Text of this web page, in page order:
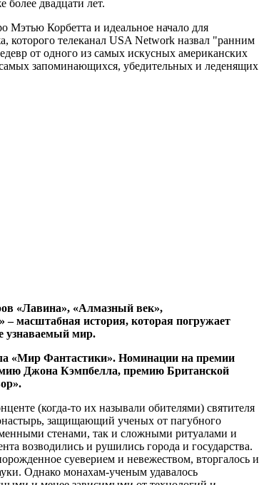
более двадцати лет.
Мэтью Корбетта и идеальное начало для
которого телеканал USA Network назвал "ранним
от одного из самых искусных американских
запоминающихся, убедительных и леденящих
«Лавина», «Алмазный век»,
масштабная история, которая погружает
узнаваемый мир.
«Мир Фантастики». Номинации на премии
Джона Кэмпбелла, премию Британской
(когда-то их называли обителями) святителя
защищающий ученых от пагубного
стенами, так и сложными ритуалами и
возводились и рушились города и государства.
суеверием и невежеством, вторгалось и
Однако монахам-ученым удавалось